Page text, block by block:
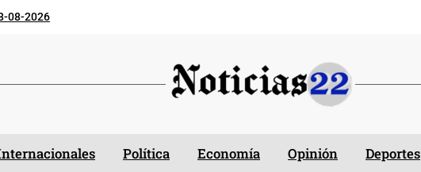
08-2026
Política Economía Opinión Deportes